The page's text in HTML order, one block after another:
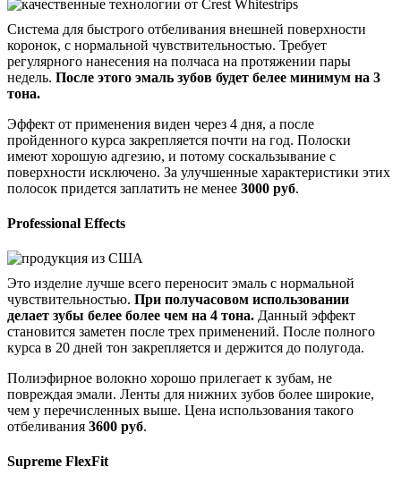
Система для быстрого отбеливания внешней поверхности
коронок, с нормальной чувствительностью. Требует
регулярного нанесения на полчаса на протяжении пары
недель. После этого эмаль зубов будет белее минимум на 3
тона.
Эффект от применения виден через 4 дня, а после
пройденного курса закрепляется почти на год. Полоски
имеют хорошую адгезию, и потому соскальзывание с
поверхности исключено. За улучшенные характеристики этих
полосок придется заплатить не менее 3000 руб.
Professional Effects
Это изделие лучше всего переносит эмаль с нормальной
чувствительностью. При получасовом использовании
делает зубы белее более чем на 4 тона. Данный эффект
становится заметен после трех применений. После полного
курса в 20 дней тон закрепляется и держится до полугода.
Полиэфирное волокно хорошо прилегает к зубам, не
повреждая эмали. Ленты для нижних зубов более широкие,
чем у перечисленных выше. Цена использования такого
отбеливания 3600 руб.
Supreme FlexFit